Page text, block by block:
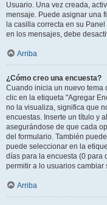
Usuario. Una vez creada,
mensaje. Puede asignar una
la casilla correcta en su
en los mensajes, debe
Arriba
¿Cómo creo una encuesta?
Cuando inicia un nuevo tema
clic en la etiqueta "Agregar
no la visualiza, significa que
encuestas. Inserte un título y
asegurándose de que cada
del formulario. También
puede seleccionar en la
días para la encuesta (0 para
permitir a lo usuarios cambiar
Arriba